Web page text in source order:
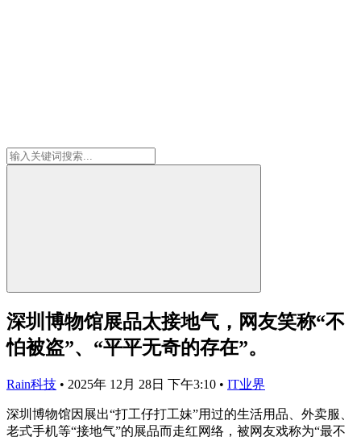
深圳博物馆展品太接地气，网友笑称“不
怕被盗”、“平平无奇的存在”。
Rain科技 • 2025年 12月 28日 下午3:10 • IT业界
深圳博物馆因展出“打工仔打工妹”用过的生活用品、外卖服、
老式手机等“接地气”的展品而走红网络，被网友戏称为“最不